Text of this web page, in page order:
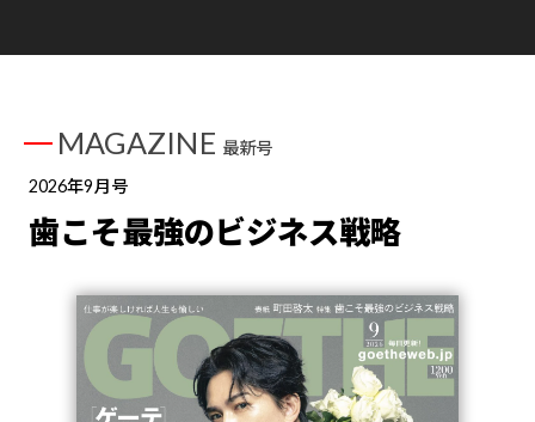
MAGAZINE 最新号
2026年9月号
歯こそ最強のビジネス戦略